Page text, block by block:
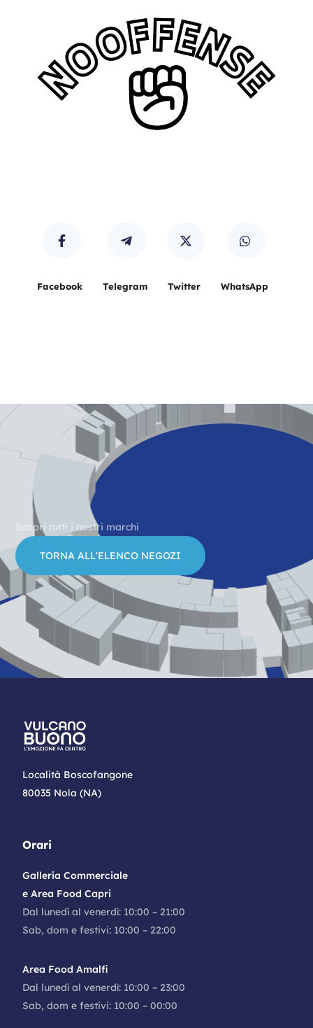
Facebook Telegram Twitter WhatsApp
Scopri tutti i nostri marchi
TORNA ALL'ELENCO NEGOZI
Località Boscofangone
80035 Nola (NA)
Orari
Galleria Commerciale
e Area Food Capri
Dal lunedì al venerdì: 10:00 – 21:00
Sab, dom e festivi: 10:00 – 22:00
Area Food Amalfi
Dal lunedì al venerdì: 10:00 – 23:00
Sab, dom e festivi: 10:00 – 00:00